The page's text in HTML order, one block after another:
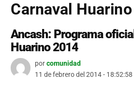
Carnaval Huarino
Ancash: Programa
Huarino 2014
porcomunidad
11 de febrero del 2014 - 18:52:58